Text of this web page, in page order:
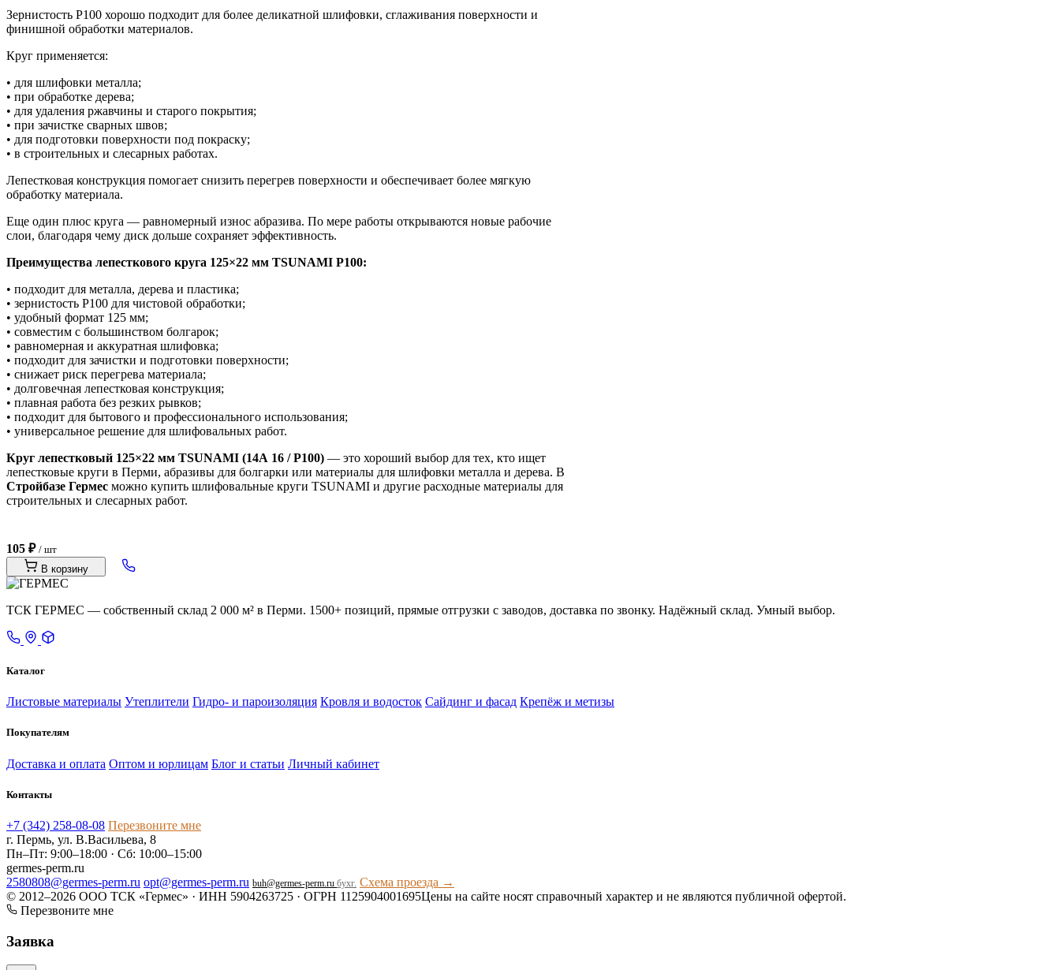
Зернистость P100 хорошо подходит для более деликатной шлифовки, сглаживания поверхности и
финишной обработки материалов.
Круг применяется:
• для шлифовки металла;
• при обработке дерева;
• для удаления ржавчины и старого покрытия;
• при зачистке сварных швов;
• для подготовки поверхности под покраску;
• в строительных и слесарных работах.
Лепестковая конструкция помогает снизить перегрев поверхности и обеспечивает более мягкую
обработку материала.
Еще один плюс круга — равномерный износ абразива. По мере работы открываются новые рабочие
слои, благодаря чему диск дольше сохраняет эффективность.
Преимущества лепесткового круга 125×22 мм TSUNAMI P100:
• подходит для металла, дерева и пластика;
• зернистость P100 для чистовой обработки;
• удобный формат 125 мм;
• совместим с большинством болгарок;
• равномерная и аккуратная шлифовка;
• подходит для зачистки и подготовки поверхности;
• снижает риск перегрева материала;
• долговечная лепестковая конструкция;
• плавная работа без резких рывков;
• подходит для бытового и профессионального использования;
• универсальное решение для шлифовальных работ.
Круг лепестковый 125×22 мм TSUNAMI (14А 16 / P100) — это хороший выбор для тех, кто ищет
лепестковые круги в Перми, абразивы для болгарки или материалы для шлифовки металла и дерева. В
Стройбазе Гермес можно купить шлифовальные круги TSUNAMI и другие расходные материалы для
строительных и слесарных работ.
105 ₽ / шт
В корзину
ТСК ГЕРМЕС — собственный склад 2 000 м² в Перми. 1500+ позиций, прямые отгрузки с заводов, доставка по звонку. Надёжный склад. Умный выбор.
Каталог
Листовые материалы Утеплители Гидро- и пароизоляция Кровля и водосток Сайдинг и фасад Крепёж и метизы
Покупателям
Доставка и оплата Оптом и юрлицам Блог и статьи Личный кабинет
Контакты
+7 (342) 258-08-08 Перезвоните мне
г. Пермь, ул. В.Васильева, 8
Пн–Пт: 9:00–18:00 · Сб: 10:00–15:00
germes-perm.ru
2580808@germes-perm.ru opt@germes-perm.ru buh@germes-perm.ru бухг. Схема проезда →
© 2012–2026 ООО ТСК «Гермес» · ИНН 5904263725 · ОГРН 1125904001695Цены на сайте носят справочный характер и не являются публичной офертой.
Перезвоните мне
Заявка